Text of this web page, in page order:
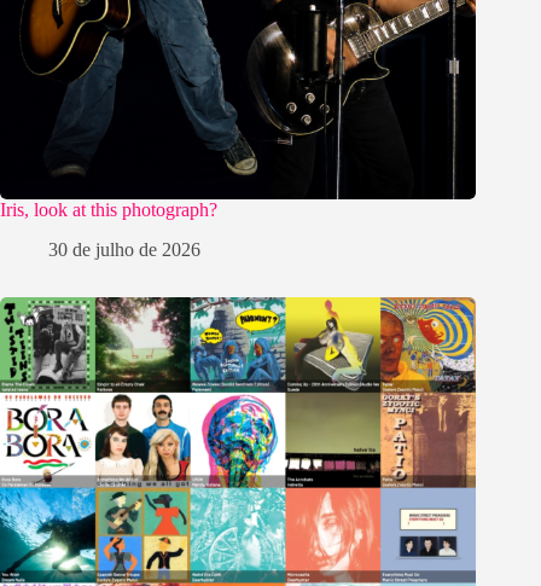
Iris, look at this photograph?
30 de julho de 2026